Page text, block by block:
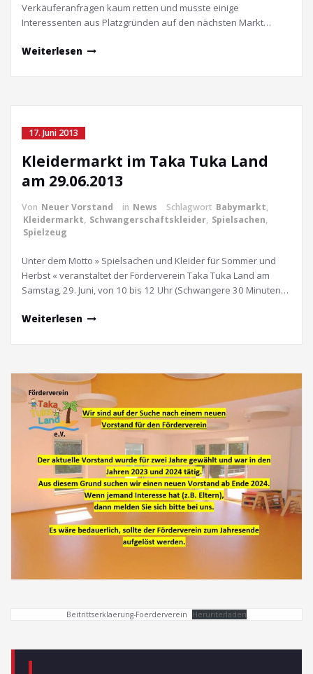
Verkäuferanfragen kaum retten und musste einige
Interessenten aus Platzgründen auf den nächsten Markt…
Weiterlesen
17. Juni 2013
Kleidermarkt im Taka Tuka Land
am 29.06.2013
Von Neuer Vorstand in News Schlagwort Babymarkt,
Kleidermarkt, Schwangerschaftskleider, Spielsachen,
Spielzeug
Unter dem Motto » Spielsachen und Kleider für Sommer und
Herbst « veranstaltet der Förderverein Taka Tuka Land am
Samstag, 29. Juni, von 10 bis 12 Uhr (Schwangere 30 Minuten…
Weiterlesen
Beitrittserklaerung-Foerderverein Herunterladen